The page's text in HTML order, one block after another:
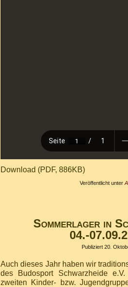
Download (PDF, 886KB)
Veröffentlicht unter
Sommerlager in
04.-
Publiziert 20.
Auch dieses Jahr haben wir
des Budosport Schwarzheide
zweiten Kinder- bzw.